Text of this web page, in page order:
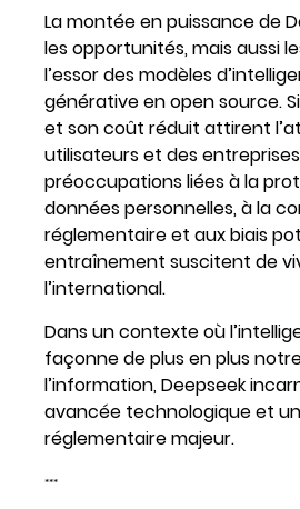
La montée en puissance de
les opportunités, mais aussi
l’essor des modèles
générative en open source.
et son coût réduit attirent
utilisateurs et des
préoccupations liées à la
données personnelles, à la
réglementaire et aux biais
entraînement suscitent de
l’international.
Dans un contexte où
façonne de plus en plus
l’information, Deepseek
avancée technologique et
réglementaire majeur.
***